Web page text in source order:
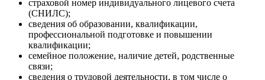
страховой номер индивидуального лицевого счета
(СНИЛС);
сведения об образовании, квалификации,
профессиональной подготовке и повышении
квалификации;
семейное положение, наличие детей, родственные
связи;
сведения о трудовой деятельности, в том числе о